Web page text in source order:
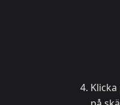
Klicka